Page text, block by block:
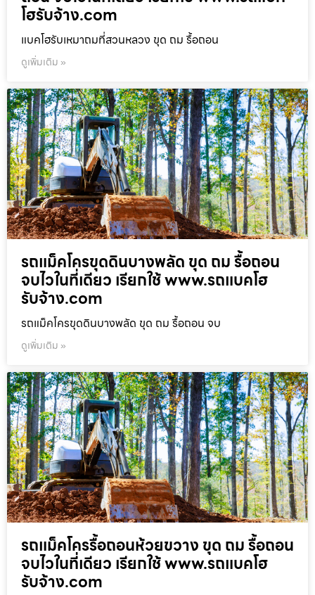
โฮรับจ้าง.com
แบคโฮรับเหมาถมที่สวนหลวง ขุด ถม รื้อถอน
ดูเพิ่มเติม »
รถแม็คโครขุดดินบางพลัด ขุด ถม รื้อถอน
จบไวในที่เดียว เรียกใช้ www.รถแบคโฮ
รับจ้าง.com
รถแม็คโครขุดดินบางพลัด ขุด ถม รื้อถอน จบ
ดูเพิ่มเติม »
รถแม็คโครรื้อถอนห้วยขวาง ขุด ถม รื้อถอน
จบไวในที่เดียว เรียกใช้ www.รถแบคโฮ
รับจ้าง.com